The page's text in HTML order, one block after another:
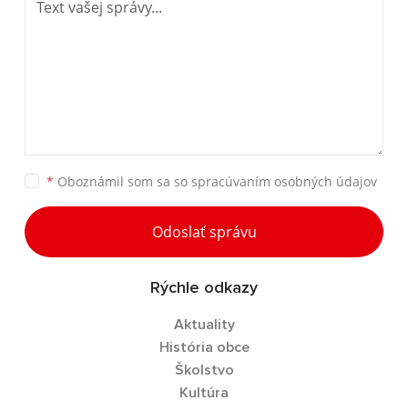
* Oboznámil som sa so spracúvaním osobných údajov
Odoslať správu
Rýchle odkazy
Aktuality
História obce
Školstvo
Kultúra